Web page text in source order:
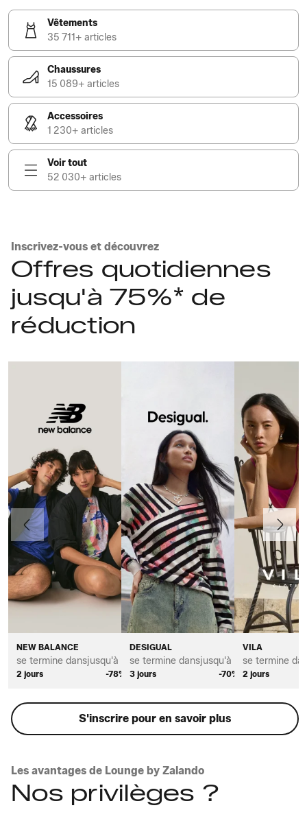
Vêtements
35 711+ articles
Chaussures
15 089+ articles
Accessoires
1 230+ articles
Voir tout
52 030+ articles
Inscrivez-vous et découvrez
Offres quotidiennes
jusqu'à 75%* de
réduction
NEW BALANCE
se termine dans
2 jours
jusqu'à *
-78%
DESIGUAL
se termine dans
3 jours
jusqu'à *
-70%
VILA
se termine
2 jours
Précédent Suivant
S'inscrire pour en savoir plus
Les avantages de Lounge by Zalando
Nos privilèges ?